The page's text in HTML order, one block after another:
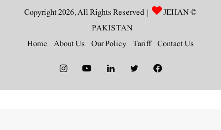
© Copyright 2026, All Rights Reserved |
JEHAN
PAKISTAN
|
Contact Us
Tariff
Our Policy
About Us
Home
Facebook
Twitter
LinkedIn
YouTube
Instagram